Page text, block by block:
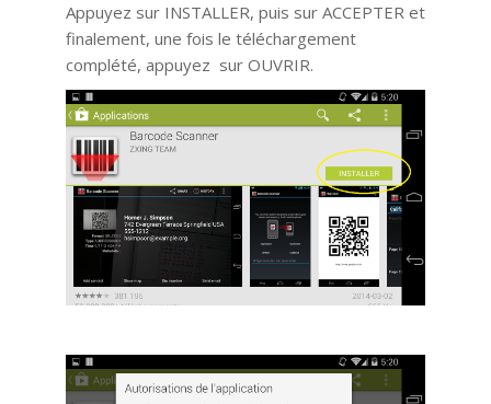
Appuyez sur INSTALLER, puis sur ACCEPTER et
finalement, une fois le téléchargement
complété, appuyez sur OUVRIR.